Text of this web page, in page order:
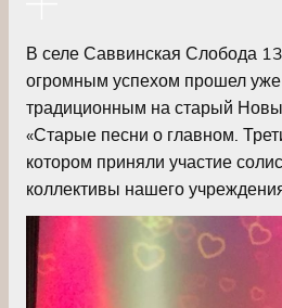
В селе Саввинская Слобода
огромным успехом прошел
традиционным на старый
«Старые песни о главном.
котором приняли участие
коллективы нашего